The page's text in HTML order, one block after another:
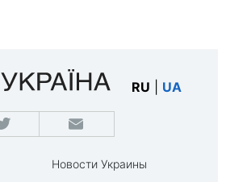
RU UA
Новости Украины